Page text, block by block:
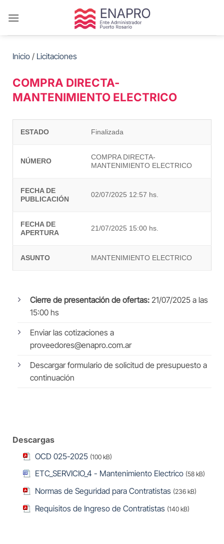
Inicio / Licitaciones
COMPRA DIRECTA-
MANTENIMIENTO ELECTRICO
ESTADO Finalizada
NÚMERO
COMPRA DIRECTA-
MANTENIMIENTO ELECTRICO
FECHA DE
PUBLICACIÓN
02/07/2025 12:57 hs.
FECHA DE
APERTURA
21/07/2025 15:00 hs.
ASUNTO MANTENIMIENTO ELECTRICO
Cierre de presentación de ofertas: 21/07/2025 a las
15:00 hs
Enviar las cotizaciones a
proveedores@enapro.com.ar
Descargar formulario de solicitud de presupuesto a
continuación
Descargas
OCD 025-2025 (100 kB)
ETC_SERVICIO_4 - Mantenimiento Electrico (58 kB)
Normas de Seguridad para Contratistas (236 kB)
Requisitos de Ingreso de Contratistas (140 kB)